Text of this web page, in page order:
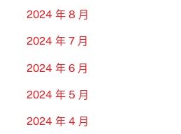
2024 年 8 月
2024 年 7 月
2024 年 6 月
2024 年 5 月
2024 年 4 月